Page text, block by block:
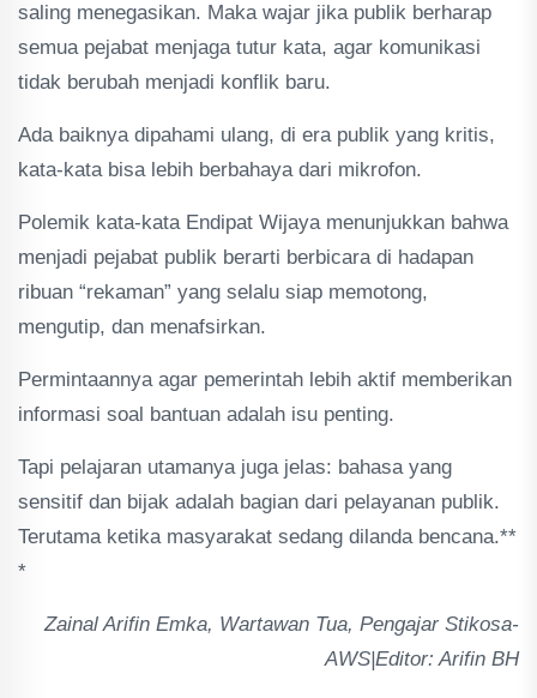
saling menegasikan. Maka wajar jika publik berharap
semua pejabat menjaga tutur kata, agar komunikasi
tidak berubah menjadi konflik baru.
Ada baiknya dipahami ulang, di era publik yang kritis,
kata-kata bisa lebih berbahaya dari mikrofon.
Polemik kata-kata Endipat Wijaya menunjukkan bahwa
menjadi pejabat publik berarti berbicara di hadapan
ribuan “rekaman” yang selalu siap memotong,
mengutip, dan menafsirkan.
Permintaannya agar pemerintah lebih aktif memberikan
informasi soal bantuan adalah isu penting.
Tapi pelajaran utamanya juga jelas: bahasa yang
sensitif dan bijak adalah bagian dari pelayanan publik.
Terutama ketika masyarakat sedang dilanda bencana.**
*
Zainal Arifin Emka, Wartawan Tua, Pengajar Stikosa-
AWS|Editor: Arifin BH